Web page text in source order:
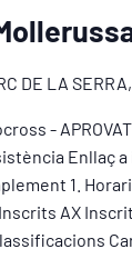
DE LA
-
1.
AX